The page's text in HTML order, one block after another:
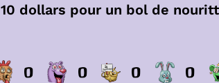
dollars pour un bol de
0 0 0 0